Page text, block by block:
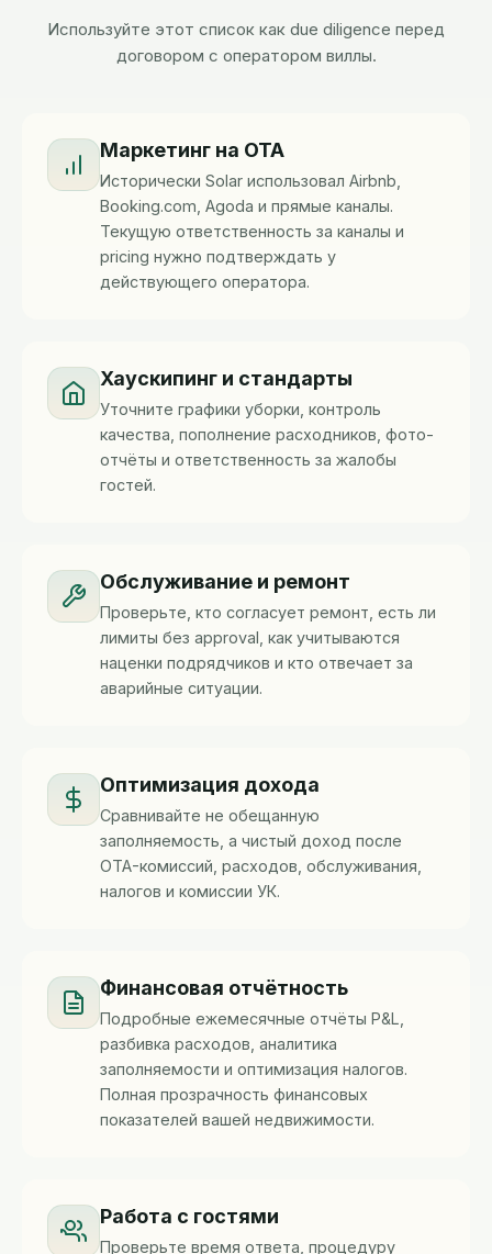
Используйте этот список как due diligence перед
договором с оператором виллы.
Маркетинг на OTA
Исторически Solar использовал Airbnb,
Booking.com, Agoda и прямые каналы.
Текущую ответственность за каналы и
pricing нужно подтверждать у
действующего оператора.
Хаускипинг и стандарты
Уточните графики уборки, контроль
качества, пополнение расходников, фото-
отчёты и ответственность за жалобы
гостей.
Обслуживание и ремонт
Проверьте, кто согласует ремонт, есть ли
лимиты без approval, как учитываются
наценки подрядчиков и кто отвечает за
аварийные ситуации.
Оптимизация дохода
Сравнивайте не обещанную
заполняемость, а чистый доход после
OTA-комиссий, расходов, обслуживания,
налогов и комиссии УК.
Финансовая отчётность
Подробные ежемесячные отчёты P&L,
разбивка расходов, аналитика
заполняемости и оптимизация налогов.
Полная прозрачность финансовых
показателей вашей недвижимости.
Работа с гостями
Проверьте время ответа, процедуру